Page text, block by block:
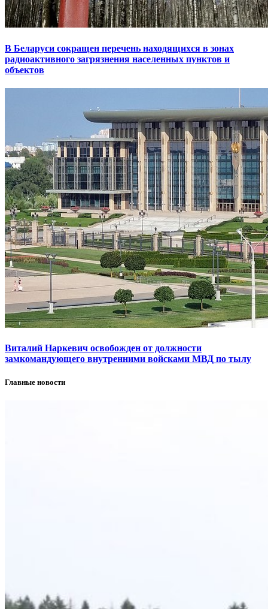
В Беларуси сокращен перечень находящихся в зонах
радиоактивного загрязнения населенных пунктов и
объектов
Виталий Наркевич освобожден от должности
замкомандующего внутренними войсками МВД по тылу
Главные новости